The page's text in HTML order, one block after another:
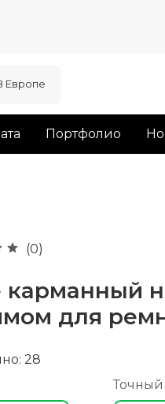
Европе
Портфолио
(0)
карманный
для
28
Точный